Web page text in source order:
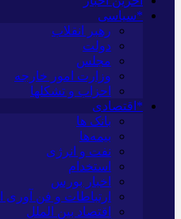
*سیاسی
رهبر انقلاب
دولت
مجلس
وزارت امور خارجه
احزاب و تشکلها
*اقتصادی
بانک ها
بیمه‌ها
نفت و انرژی
استخدام
اخبار بورس
ارتباطات و فن آوری
اقتصاد بین الملل